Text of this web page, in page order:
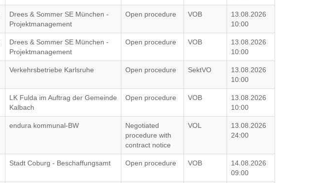
Drees & Sommer SE München -
Projektmanagement
Open procedure VOB
13.08.2026
10:00
Drees & Sommer SE München -
Projektmanagement
Open procedure VOB
13.08.2026
10:00
Verkehrsbetriebe Karlsruhe Open procedure SektVO
13.08.2026
10:00
LK Fulda im Auftrag der Gemeinde
Kalbach
Open procedure VOB
13.08.2026
10:00
endura kommunal-BW
Negotiated
procedure with
contract notice
VOL
13.08.2026
24:00
Stadt Coburg - Beschaffungsamt Open procedure VOB
14.08.2026
09:00